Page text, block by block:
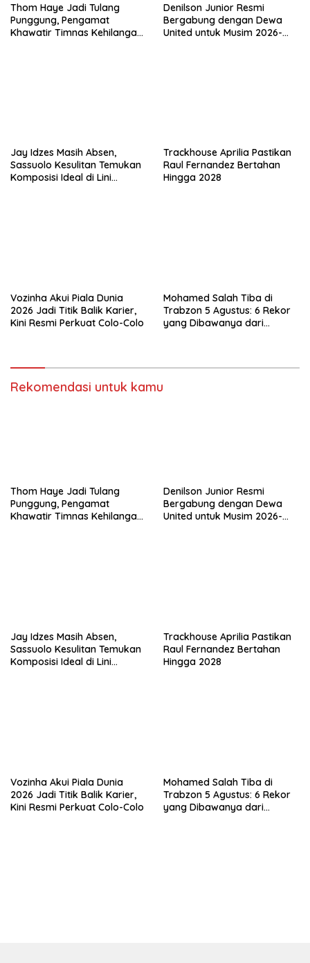
Thom Haye Jadi Tulang
Punggung, Pengamat
Khawatir Timnas Kehilangan
Denilson Junior Resmi
Bergabung dengan Dewa
United untuk Musim 2026-
Jay Idzes Masih Absen,
Sassuolo Kesulitan Temukan
Komposisi Ideal di Lini
Trackhouse Aprilia Pastikan
Raul Fernandez Bertahan
Hingga 2028
Vozinha Akui Piala Dunia
2026 Jadi Titik Balik Karier,
Kini Resmi Perkuat Colo-Colo
Mohamed Salah Tiba di
Trabzon 5 Agustus: 6 Rekor
yang Dibawanya dari
Rekomendasi untuk kamu
Thom Haye Jadi Tulang
Punggung, Pengamat
Khawatir Timnas Kehilangan
Denilson Junior Resmi
Bergabung dengan Dewa
United untuk Musim 2026-
Jay Idzes Masih Absen,
Sassuolo Kesulitan Temukan
Komposisi Ideal di Lini
Trackhouse Aprilia Pastikan
Raul Fernandez Bertahan
Hingga 2028
Vozinha Akui Piala Dunia
2026 Jadi Titik Balik Karier,
Kini Resmi Perkuat Colo-Colo
Mohamed Salah Tiba di
Trabzon 5 Agustus: 6 Rekor
yang Dibawanya dari